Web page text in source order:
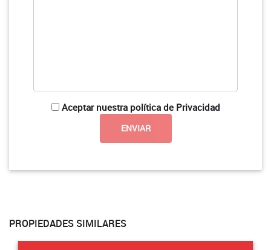
Aceptar nuestra política de Privacidad
PROPIEDADES SIMILARES